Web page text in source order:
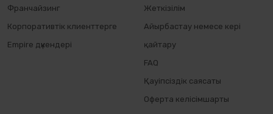
Франчайзинг
Корпоративтік клиенттерге
Empire дүкендері
Жеткізілім
Айырбастау немесе кері
қайтару
FAQ
Қауіпсіздік саясаты
Оферта келісімшарты